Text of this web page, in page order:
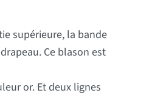
supérieure, la bande
Ce blason est
or. Et deux lignes